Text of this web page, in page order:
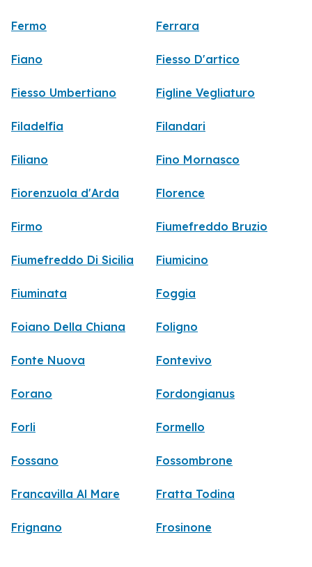
Fermo Ferrara
Fiano Fiesso D'artico
Fiesso Umbertiano Figline Vegliaturo
Filadelfia Filandari
Filiano Fino Mornasco
Fiorenzuola d'Arda Florence
Firmo Fiumefreddo Bruzio
Fiumefreddo Di Sicilia Fiumicino
Fiuminata Foggia
Foiano Della Chiana Foligno
Fonte Nuova Fontevivo
Forano Fordongianus
Forli Formello
Fossano Fossombrone
Francavilla Al Mare Fratta Todina
Frignano Frosinone